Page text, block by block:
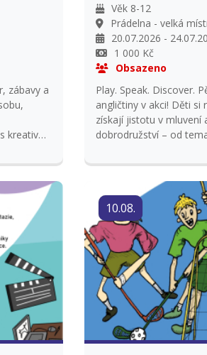
zábavy a
kreativní
Věk 8-12
Prádelna - velká
20.07.2026 -
1 000 Kč
Obsazeno
Play. Speak. Discover.
angličtiny v akci! Děti si
získají jistotu v mluvení
dobrodružství – od
přirozeně a s radostí. Platba do 31. 5. 2026.
Vrácení platby pouze v
náhradníka.
10.08.